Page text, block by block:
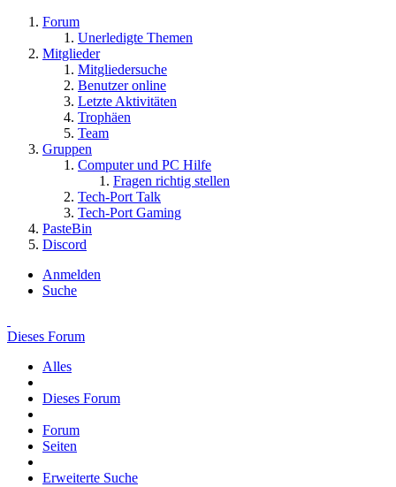
Forum
Unerledigte Themen
Mitglieder
Mitgliedersuche
Benutzer online
Letzte Aktivitäten
Trophäen
Team
Gruppen
Computer und PC Hilfe
Fragen richtig stellen
Tech-Port Talk
Tech-Port Gaming
PasteBin
Discord
Anmelden
Suche
Dieses Forum
Alles
Dieses Forum
Forum
Seiten
Erweiterte Suche